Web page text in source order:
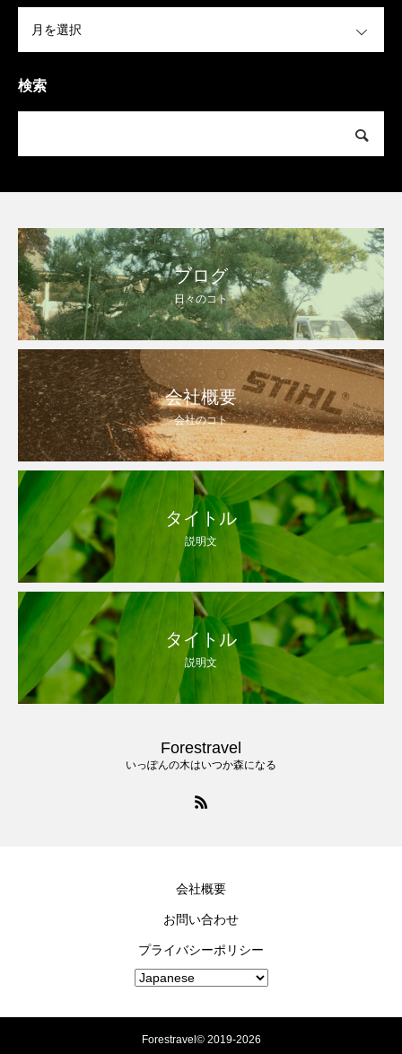
検索
ブログ
日々のコト
会社概要
会社のコト
タイトル
説明文
タイトル
説明文
Forestravel
いっぽんの木はいつか森になる
会社概要
お問い合わせ
プライバシーポリシー
Forestravel© 2019-2026